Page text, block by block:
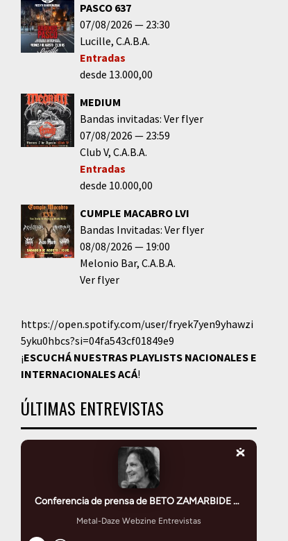
PASCO 637
07/08/2026
23:30
Lucille C.A.B.A.
Entradas
desde 13.000,00
MEDIUM
Bandas invitadas: Ver flyer
07/08/2026
23:59
Club V C.A.B.A.
Entradas
desde 10.000,00
CUMPLE MACABRO LVI
Bandas Invitadas: Ver flyer
08/08/2026
19:00
Melonio Bar C.A.B.A.
Ver flyer
https://open.spotify.com/user/fryek7yen9yhawzi
5yku0hbcs?si=04fa543cf01849e9
¡ESCUCHÁ NUESTRAS PLAYLISTS NACIONALES E
INTERNACIONALESACÁ!
ÚLTIMAS ENTREVISTAS